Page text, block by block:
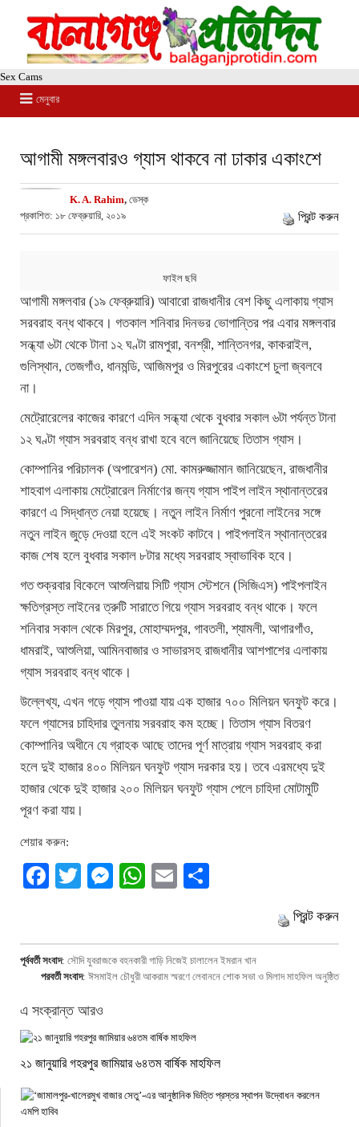
Sex Cams
মেনুবার
আগামী মঙ্গলবারও গ্যাস থাকবে না ঢাকার একাংশে
K. A. Rahim, ডেস্ক
প্রকাশিত: ১৮ ফেব্রুয়ারি, ২০১৯
প্রিন্ট করুন
ফাইল ছবি
আগামী মঙ্গলবার (১৯ ফেব্রুয়ারি) আবারো রাজধানীর বেশ কিছু এলাকায় গ্যাস
সরবরাহ বন্ধ থাকবে। গতকাল শনিবার দিনভর ভোগান্তির পর এবার মঙ্গলবার
সন্ধ্যা ৬টা থেকে টানা ১২ ঘণ্টা রামপুরা, বনশ্রী, শান্তিনগর, কাকরাইল,
গুলিস্থান, তেজগাঁও, ধানমন্ডি, আজিমপুর ও মিরপুরের একাংশে চুলা জ্বলবে
না।
মেট্রোরেলের কাজের কারণে এদিন সন্ধ্যা থেকে বুধবার সকাল ৬টা পর্যন্ত টানা
১২ ঘণ্টা গ্যাস সরবরাহ বন্ধ রাখা হবে বলে জানিয়েছে তিতাস গ্যাস।
কোম্পানির পরিচালক (অপারেশন) মো. কামরুজ্জামান জানিয়েছেন, রাজধানীর
শাহবাগ এলাকায় মেট্রোরেল নির্মাণের জন্য গ্যাস পাইপ লাইন স্থানান্তরের
কারণে এ সিদ্ধান্ত নেয়া হয়েছে। নতুন লাইন নির্মাণ পুরনো লাইনের সঙ্গে
নতুন লাইন জুড়ে দেওয়া হলে এই সংকট কাটবে। পাইপলাইন স্থানান্তরের
কাজ শেষ হলে বুধবার সকাল ৮টার মধ্যে সরবরাহ স্বাভাবিক হবে।
গত শুক্রবার বিকেলে আশুলিয়ায় সিটি গ্যাস স্টেশনে (সিজিএস) পাইপলাইন
ক্ষতিগ্রস্ত লাইনের ত্রুটি সারাতে গিয়ে গ্যাস সরবরাহ বন্ধ থাকে। ফলে
শনিবার সকাল থেকে মিরপুর, মোহাম্মদপুর, গাবতলী, শ্যামলী, আগারগাঁও,
ধামরাই, আশুলিয়া, আমিনবাজার ও সাভারসহ রাজধানীর আশপাশের এলাকায়
গ্যাস সরবরাহ বন্ধ থাকে।
উল্লেখ্য, এখন গড়ে গ্যাস পাওয়া যায় এক হাজার ৭০০ মিলিয়ন ঘনফুট করে।
ফলে গ্যাসের চাহিদার তুলনায় সরবরাহ কম হচ্ছে। তিতাস গ্যাস বিতরণ
কোম্পানির অধীনে যে গ্রাহক আছে তাদের পূর্ণ মাত্রায় গ্যাস সরবরাহ করা
হলে দুই হাজার ৪০০ মিলিয়ন ঘনফুট গ্যাস দরকার হয়। তবে এরমধ্যে দুই
হাজার থেকে দুই হাজার ২০০ মিলিয়ন ঘনফুট গ্যাস পেলে চাহিদা মোটামুটি
পূরণ করা যায়।
শেয়ার করুন:
Facebook
TwitterMessenger
WhatsApp
Email
প্রিন্ট করুন
পূর্ববর্তী সংবাদ: সৌদি যুবরাজকে বহনকারী গাড়ি নিজেই চালালেন ইমরান খান
পরবর্তী সংবাদ: ঈসমাইল চৌধুরী আকরাম স্মরণে লেবাননে শোক সভা ও মিলাদ মাহফিল অনুষ্ঠিত
এ সংক্রান্ত আরও
২১ জানুয়ারি গহরপুর জামিয়ার ৬৪তম বার্ষিক মাহফিল